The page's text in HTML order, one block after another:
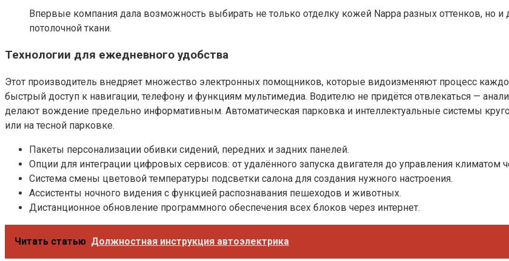
Впервые компания дала возможность выбирать не только отделку кожей Nappa разных оттенков, но и
потолочной ткани.
Технологии для ежедневного удобства
Этот производитель внедряет множество электронных помощников, которые видоизменяют процесс
быстрый доступ к навигации, телефону и функциям мультимедиа. Водителю не придётся отвлекаться —
делают вождение предельно информативным. Автоматическая парковка и интеллектуальные системы
или на тесной парковке.
Пакеты персонализации обивки сидений, передних и задних панелей.
Опции для интеграции цифровых сервисов: от удалённого запуска двигателя до управления
Система смены цветовой температуры подсветки салона для создания нужного настроения.
Ассистенты ночного видения с функцией распознавания пешеходов и животных.
Дистанционное обновление программного обеспечения всех блоков через интернет.
Читать статью Должностная инструкция автоэлектрика